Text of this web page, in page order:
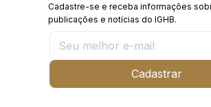
Cadastre-se e receba informações
publicações e notícias do IGHB.
Cadastrar